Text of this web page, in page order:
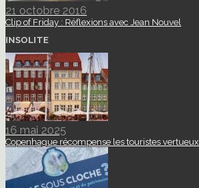
21 octobre 2016
Clip of Friday : Réflexions avec Jean Nouvel
INSOLITE
16 mai 2025
Copenhague récompense les touristes vertueux